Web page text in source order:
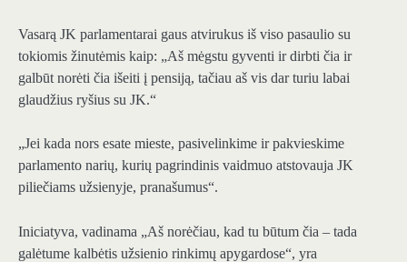
Vasarą JK parlamentarai gaus atvirukus iš viso pasaulio su
tokiomis žinutėmis kaip: „Aš mėgstu gyventi ir dirbti čia ir
galbūt norėti čia išeiti į pensiją, tačiau aš vis dar turiu labai
glaudžius ryšius su JK.“
„Jei kada nors esate mieste, pasivelinkime ir pakvieskime
parlamento narių, kurių pagrindinis vaidmuo atstovauja JK
piliečiams užsienyje, pranašumus“.
Iniciatyva, vadinama „Aš norėčiau, kad tu būtum čia – tada
galėtume kalbėtis užsienio rinkimų apygardose“, yra